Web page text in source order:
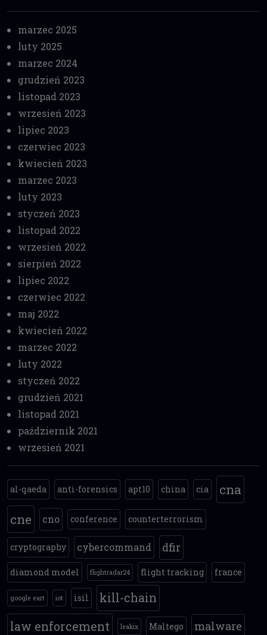
marzec 2025
luty 2025
marzec 2024
grudzień 2023
listopad 2023
wrzesień 2023
lipiec 2023
czerwiec 2023
kwiecień 2023
marzec 2023
luty 2023
styczeń 2023
listopad 2022
wrzesień 2022
sierpień 2022
lipiec 2022
czerwiec 2022
maj 2022
kwiecień 2022
marzec 2022
luty 2022
styczeń 2022
grudzień 2021
listopad 2021
październik 2021
wrzesień 2021
al-qaeda anti-forensics apt10 china cia
cna
cne
cno conference counterterrorism
cryptography cybercommand dfir
diamond model flightradar24 flight tracking france
google eart iot isil
kill-chain
law enforcement
leakix Maltego malware